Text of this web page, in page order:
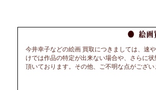
今井幸子などの絵画 買取につきましては、速
けでは作品の特定が出来ない場合や、さらに
頂いております。その他、ご不明な点がござ